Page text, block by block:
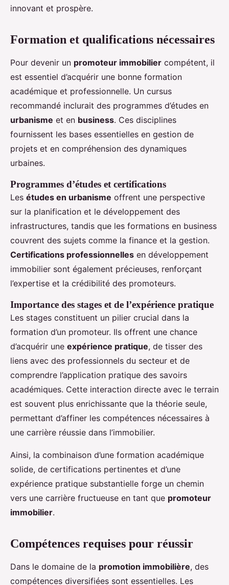
innovant et prospère.
Formation et qualifications nécessaires
Pour devenir un promoteur immobilier compétent, il
est essentiel d’acquérir une bonne formation
académique et professionnelle. Un cursus
recommandé inclurait des programmes d’études en
urbanisme et en business. Ces disciplines
fournissent les bases essentielles en gestion de
projets et en compréhension des dynamiques
urbaines.
Programmes d’études et certifications
Les études en urbanisme offrent une perspective
sur la planification et le développement des
infrastructures, tandis que les formations en business
couvrent des sujets comme la finance et la gestion.
Certifications professionnelles en développement
immobilier sont également précieuses, renforçant
l’expertise et la crédibilité des promoteurs.
Importance des stages et de l’expérience pratique
Les stages constituent un pilier crucial dans la
formation d’un promoteur. Ils offrent une chance
d’acquérir une expérience pratique, de tisser des
liens avec des professionnels du secteur et de
comprendre l’application pratique des savoirs
académiques. Cette interaction directe avec le terrain
est souvent plus enrichissante que la théorie seule,
permettant d’affiner les compétences nécessaires à
une carrière réussie dans l’immobilier.
Ainsi, la combinaison d’une formation académique
solide, de certifications pertinentes et d’une
expérience pratique substantielle forge un chemin
vers une carrière fructueuse en tant que promoteur
immobilier.
Compétences requises pour réussir
Dans le domaine de la promotion immobilière, des
compétences diversifiées sont essentielles. Les